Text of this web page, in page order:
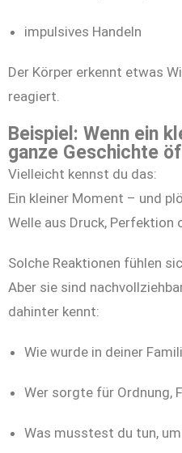
impulsives Handeln
Der Körper erkennt etwas
reagiert.
Beispiel: Wenn ein
ganze Geschichte
Vielleicht kennst du das:
Ein kleiner Moment – und
Welle aus Druck, Perfektion
Solche Reaktionen fühlen
Aber sie sind
dahinter kennt:
Wie wurde in deiner
Wer sorgte für Ordnung,
Was musstest du tun,